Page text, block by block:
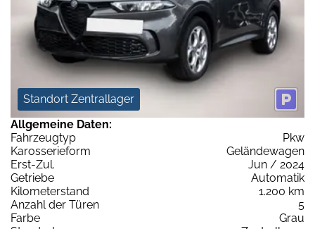
Standort Zentrallager
Allgemeine Daten:
Fahrzeugtyp
Pkw
Karosserieform
Geländewagen
Erst-Zul.
Jun / 2024
Getriebe
Automatik
Kilometerstand
1.200 km
Anzahl der Türen
5
Farbe
Grau